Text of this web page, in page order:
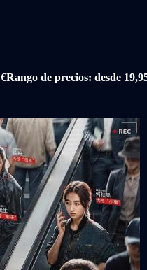
€Rango de precios: desde